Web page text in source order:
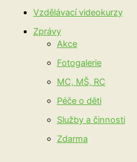
Vzdělávací videokurzy
Zprávy
Akce
Fotogalerie
MC, MŠ, RC
Péče o děti
Služby a činnosti
Zdarma